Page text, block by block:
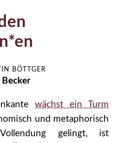
BÖTTGER
Becker
wächst ein Turm
und metaphorisch
gelingt, ist